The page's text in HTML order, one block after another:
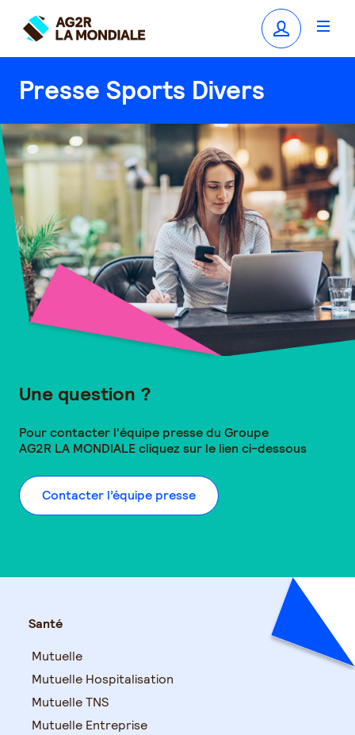
Presse Sports Divers
Une question ?
Pour contacter l'équipe presse du Groupe
AG2R LA MONDIALEcliquez sur le lien ci-dessous
Contacter l’équipe presse
Santé
Mutuelle
Mutuelle Hospitalisation
Mutuelle TNS
Mutuelle Entreprise